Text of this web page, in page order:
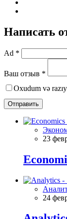
Написать
Ad *
Ваш отзыв *
Oxudum və
Отправить
23
24